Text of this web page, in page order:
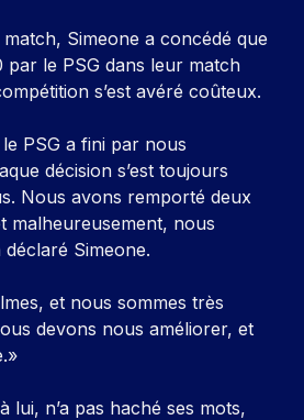
Simeone a concédé que
le PSG dans leur match
s’est avéré coûteux.
PSG a fini par nous
décision s’est toujours
Nous avons remporté deux
malheureusement, nous
Simeone.
et nous sommes très
devons nous améliorer, et
lui, n’a pas haché ses mots,